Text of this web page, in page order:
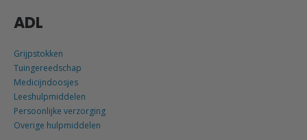
ADL
Grijpstokken
Tuingereedschap
Medicijndoosjes
Leeshulpmiddelen
Persoonlijke verzorging
Overige hulpmiddelen